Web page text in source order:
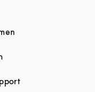
Link Opens in